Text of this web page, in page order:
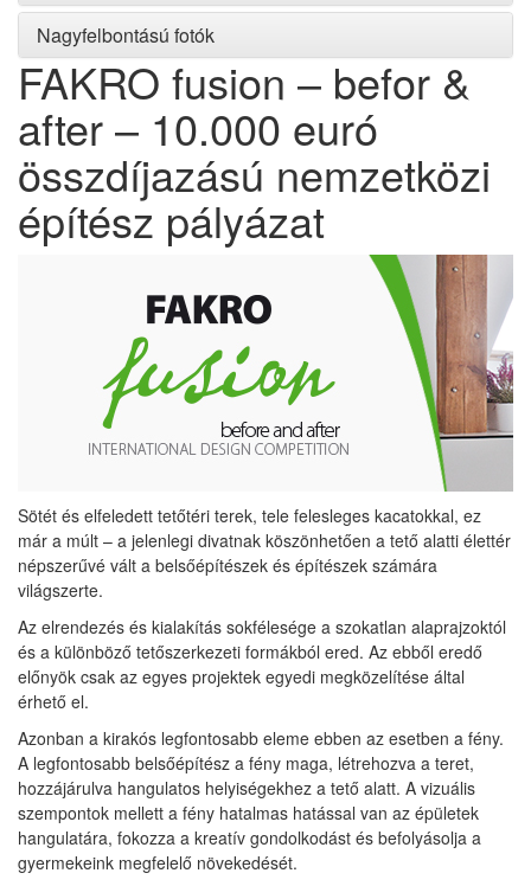
Nagyfelbontású fotók
FAKRO fusion – befor &
after – 10.000 euró
összdíjazású nemzetközi
építész pályázat
Sötét és elfeledett tetőtéri terek, tele felesleges kacatokkal, ez
már a múlt – a jelenlegi divatnak köszönhetően a tető alatti élettér
népszerűvé vált a belsőépítészek és építészek számára
világszerte.
Az elrendezés és kialakítás sokfélesége a szokatlan alaprajzoktól
és a különböző tetőszerkezeti formákból ered. Az ebből eredő
előnyök csak az egyes projektek egyedi megközelítése által
érhető el.
Azonban a kirakós legfontosabb eleme ebben az esetben a fény.
A legfontosabb belsőépítész a fény maga, létrehozva a teret,
hozzájárulva hangulatos helyiségekhez a tető alatt. A vizuális
szempontok mellett a fény hatalmas hatással van az épületek
hangulatára, fokozza a kreatív gondolkodást és befolyásolja a
gyermekeink megfelelő növekedését.